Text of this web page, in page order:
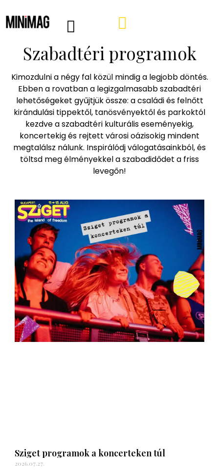
Szabadtéri programok
Kimozdulni a négy fal közül mindig a legjobb döntés.
Ebben a rovatban a legizgalmasabb szabadtéri
lehetőségeket gyűjtjük össze: a családi és felnőtt
kirándulási tippektől, tanösvényektől és parkoktól
kezdve a szabadtéri kulturális eseményekig,
koncertekig és rejtett városi oázisokig mindent
megtalálsz nálunk. Inspirálódj válogatásainkból, és
töltsd meg élményekkel a szabadidődet a friss
levegőn!
Sziget programok a koncerteken túl
2026.07.27.